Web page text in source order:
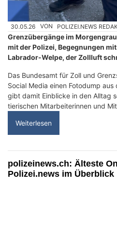
30.05.26 VON POLIZEI.NEWS
Grenzübergänge im
mit der Polizei, Begegnungen
Labrador-Welpe, der Zollluft
Das Bundesamt für Zoll und
Social Media einen Fotodump
gibt damit Einblicke in den Alltag
tierischen Mitarbeiterinnen und
Weiterlesen
polizeinews.ch: Älteste
Polizei.news im Überblick